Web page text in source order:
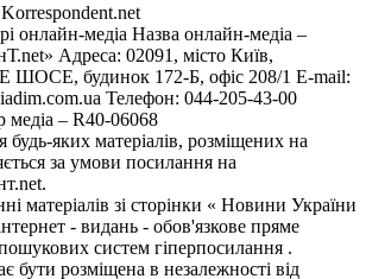
онлайн-медіа Назва онлайн-медіа –
Адреса: 02091, місто Київ,
будинок 172-Б, офіс 208/1 E-mail:
Телефон: 044-205-43-00
медіа – R40-06068
будь-яких матеріалів, розміщених на
за умови посилання на
матеріалів зі сторінки « Новини України
- видань - обов'язкове пряме
систем гіперпосилання .
бути розміщена в незалежності від